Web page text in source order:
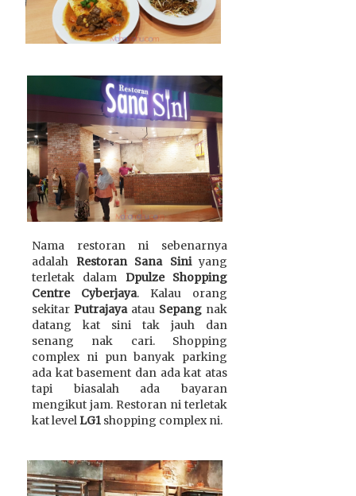
Nama restoran ni sebenarnya
adalah Restoran Sana Siniyang
terletak dalam Dpulze Shopping
Centre Cyberjaya. Kalau orang
sekitar Putrajaya atau Sepang nak
datang kat sini tak jauh dan
senang nak cari. Shopping
complex ni pun banyak parking
ada kat basement dan ada kat atas
tapi biasalah ada bayaran
mengikut jam. Restoran ni terletak
kat levelLG1 shopping complex ni.